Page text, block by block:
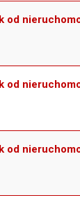
od
od
od